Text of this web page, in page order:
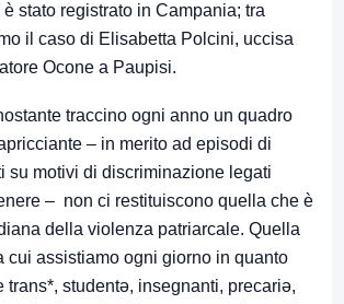
stato registrato in Campania; tra
il caso di Elisabetta Polcini, uccisa
Ocone a Paupisi.
traccino ogni anno un quadro
– in merito ad episodi di
su motivi di discriminazione legati
– non ci restituiscono quella che è
della violenza patriarcale. Quella
cui assistiamo ogni giorno in quanto
trans*, studentə, insegnanti, precariə,